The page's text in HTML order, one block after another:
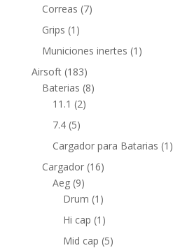
Correas (7)
Grips (1)
Municiones inertes (1)
Airsoft (183)
Baterias (8)
11.1 (2)
7.4 (5)
Cargador para Batarias (1)
Cargador (16)
Aeg (9)
Drum (1)
Hi cap (1)
Mid cap (5)